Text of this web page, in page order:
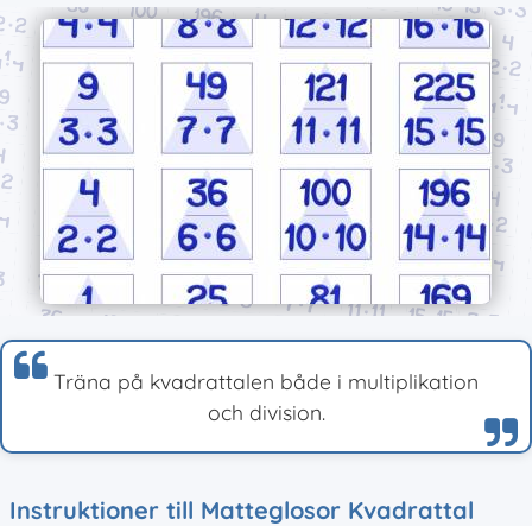
Träna på kvadrattalen både i multiplikation
och division.
Instruktioner till Matteglosor Kvadrattal